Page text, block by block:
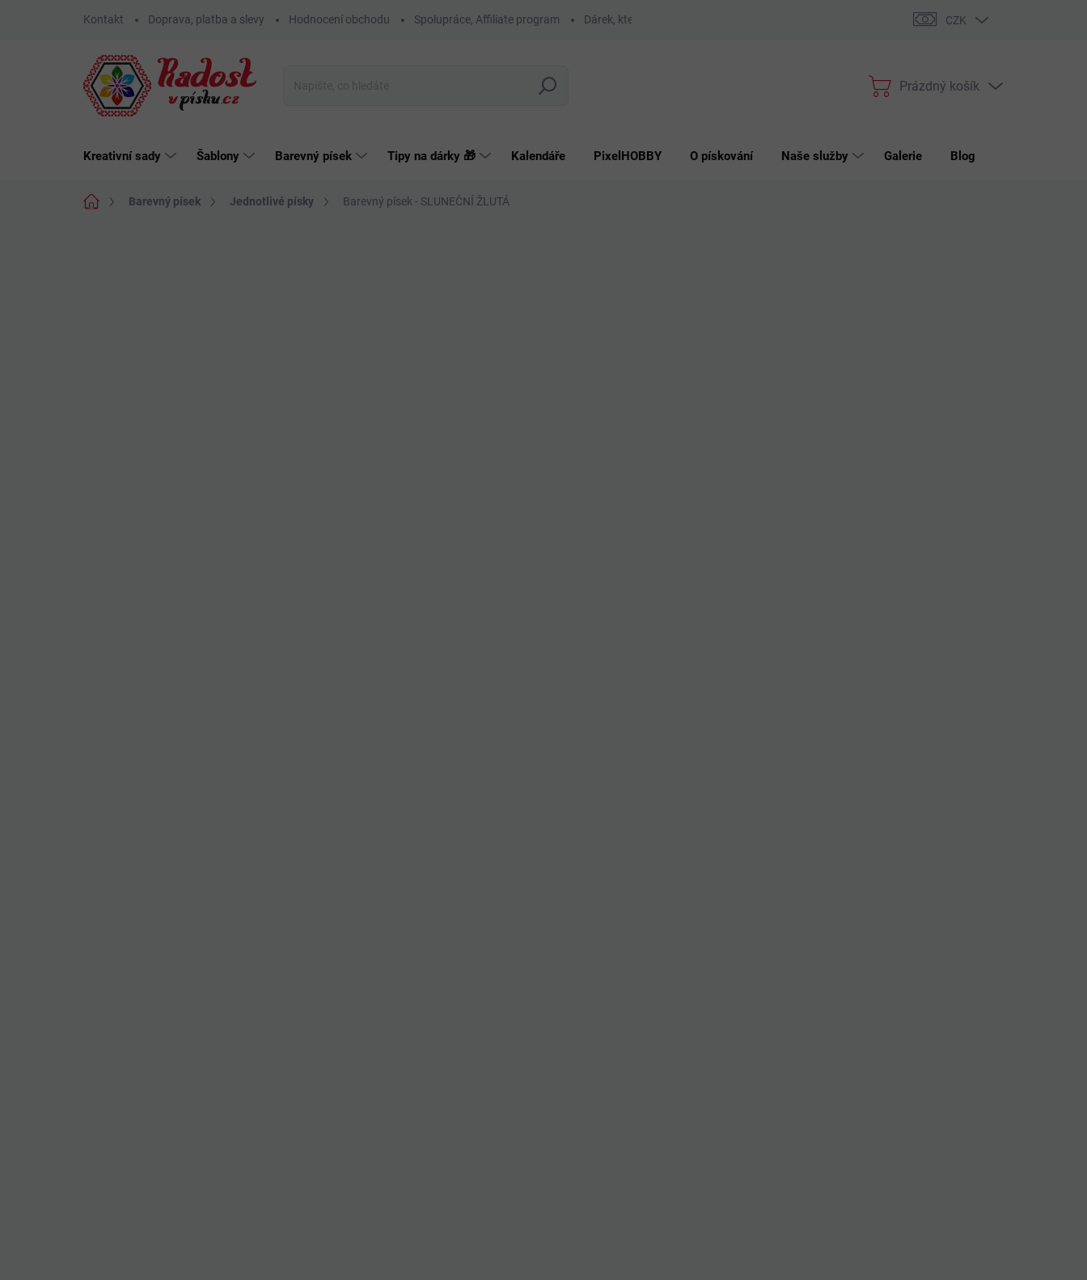
Kontakt Doprava, platba a slevy Hodnocení obchodu Spolupráce, Affiliate program Dárek, který má smysl Podmínky ochrany osobních údajů
CZK
Hledat
Nákupní
Prázdný košík
Kreativní sady Šablony Barevný písek Tipy na dárky 🎁 Kalendáře PixelHOBBY O pískování Naše služby Galerie Blog
Domů Barevný písek Jednotlivé písky Barevný písek - SLUNEČNÍ ŽLUTÁ